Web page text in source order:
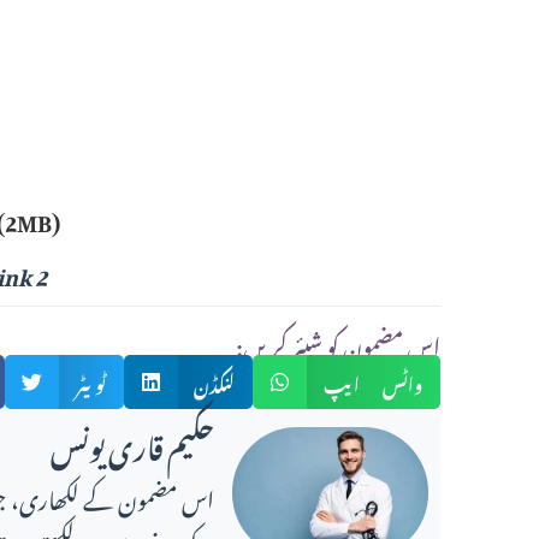
2
:اس مضمون کو شیئر کریں
ٹویٹر لنکڈن واٹس ایپ
حکیم قاری یونس